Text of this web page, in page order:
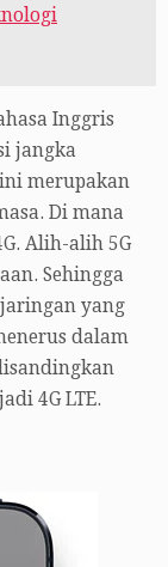
Inggris
jangka
merupakan
Di mana
Alih-alih 5G
Sehingga
yang
dalam
4G LTE.